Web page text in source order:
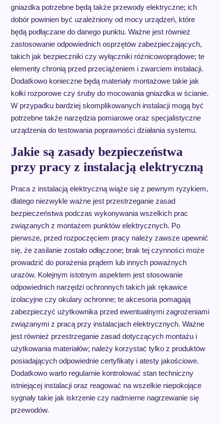
gniazdka potrzebne będą także przewody elektryczne; ich
dobór powinien być uzależniony od mocy urządzeń, które
będą podłączane do danego punktu. Ważne jest również
zastosowanie odpowiednich osprzętów zabezpieczających,
takich jak bezpieczniki czy wyłączniki różnicowoprądowe; te
elementy chronią przed przeciążeniem i zwarciem instalacji.
Dodatkowo konieczne będą materiały montażowe takie jak
kołki rozporowe czy śruby do mocowania gniazdka w ścianie.
W przypadku bardziej skomplikowanych instalacji mogą być
potrzebne także narzędzia pomiarowe oraz specjalistyczne
urządzenia do testowania poprawności działania systemu.
Jakie są zasady bezpieczeństwa
przy pracy z instalacją elektryczną
Praca z instalacją elektryczną wiąże się z pewnym ryzykiem,
dlatego niezwykle ważne jest przestrzeganie zasad
bezpieczeństwa podczas wykonywania wszelkich prac
związanych z montażem punktów elektrycznych. Po
pierwsze, przed rozpoczęciem pracy należy zawsze upewnić
się, że zasilanie zostało odłączone; brak tej czynności może
prowadzić do porażenia prądem lub innych poważnych
urazów. Kolejnym istotnym aspektem jest stosowanie
odpowiednich narzędzi ochronnych takich jak rękawice
izolacyjne czy okulary ochronne; te akcesoria pomagają
zabezpieczyć użytkownika przed ewentualnymi zagrożeniami
związanymi z pracą przy instalacjach elektrycznych. Ważne
jest również przestrzeganie zasad dotyczących montażu i
użytkowania materiałów; należy korzystać tylko z produktów
posiadających odpowiednie certyfikaty i atesty jakościowe.
Dodatkowo warto regularnie kontrolować stan techniczny
istniejącej instalacji oraz reagować na wszelkie niepokojące
sygnały takie jak iskrzenie czy nadmierne nagrzewanie się
przewodów.